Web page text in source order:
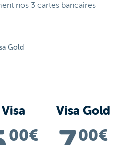
nos 3 cartes bancaires
Gold
Visa
00€
Visa Gold
00€